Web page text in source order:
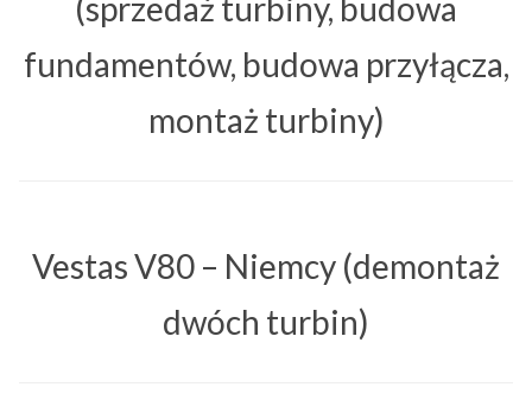
(sprzedaż turbiny, budowa
fundamentów, budowa przyłącza,
montaż turbiny)
Vestas V80 – Niemcy (demontaż
dwóch turbin)